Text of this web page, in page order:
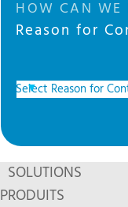
HOW CAN WE
Reason for
SOLUTIONS
PRODUITS